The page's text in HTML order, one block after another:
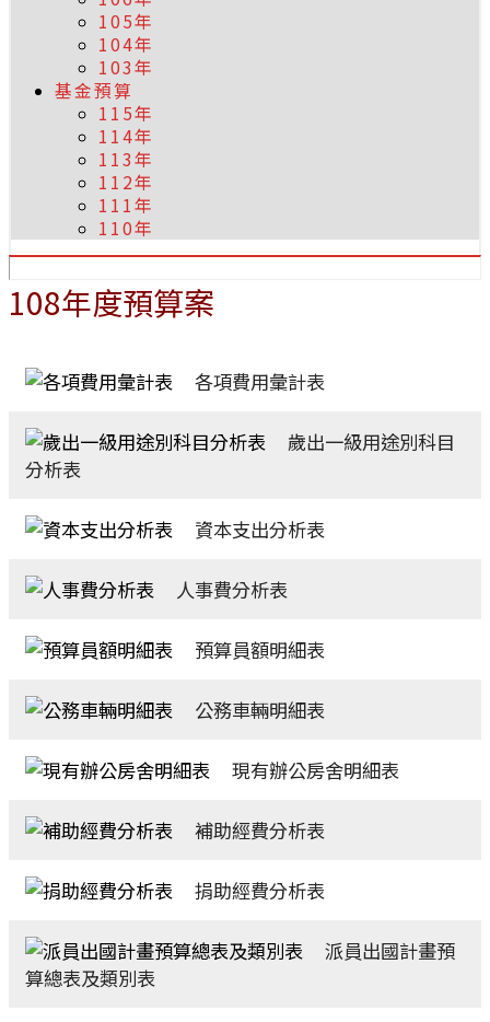
105年
104年
103年
基金預算
115年
114年
113年
112年
111年
110年
108年度預算案
各項費用彙計表
歲出一級用途別科目
分析表
資本支出分析表
人事費分析表
預算員額明細表
公務車輛明細表
現有辦公房舍明細表
補助經費分析表
捐助經費分析表
派員出國計畫預
算總表及類別表